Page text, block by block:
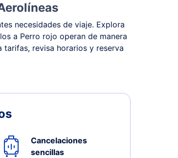
necesidades de viaje. Explora
a Perro rojo operan de manera
revisa horarios y reserva
Cancelaciones
sencillas